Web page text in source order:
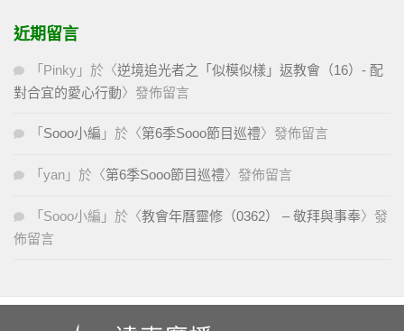
近期留言
「 Pinky 」於〈逆境追光者之「似模似樣」返教會（16）- 配
對合宜的愛心行動〉發佈留言
「 Sooo小編 」於〈第6季Sooo節目巡禮〉發佈留言
「 yan 」於〈第6季Sooo節目巡禮〉發佈留言
「 Sooo小編 」於〈教會年曆靈修（0362） – 敬拜與事奉〉發
佈留言